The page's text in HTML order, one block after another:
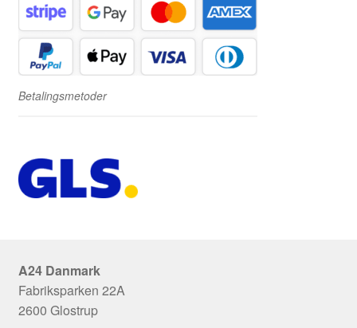
Betalingsmetoder
A24 Danmark
Fabriksparken 22A
2600 Glostrup